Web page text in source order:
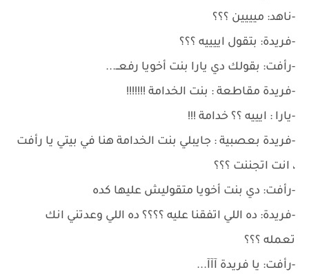
-ناهد: ميييين ؟؟؟
-فريدة: بتقول اييييه ؟؟؟
-رأفت: بقولك دي يارا بنت أخويا رفعــ...
-فريدة مقاطعة : بنت الخدامة !!!!!!!
-يارا : ايييه ؟؟ خدامة !!!
-فريدة بعصبية : جايبلي بنت الخدامة هنا في بيتي يا رأفت
، انت اتجننت ؟؟؟
-رأفت: دي بنت أخويا متقوليش عليها كده
-فريدة: ده اللي اتفقنا عليه ؟؟؟؟ ده اللي وعدتني انك
تعمله ؟؟؟
-رأفت: يا فريدة آآآ...